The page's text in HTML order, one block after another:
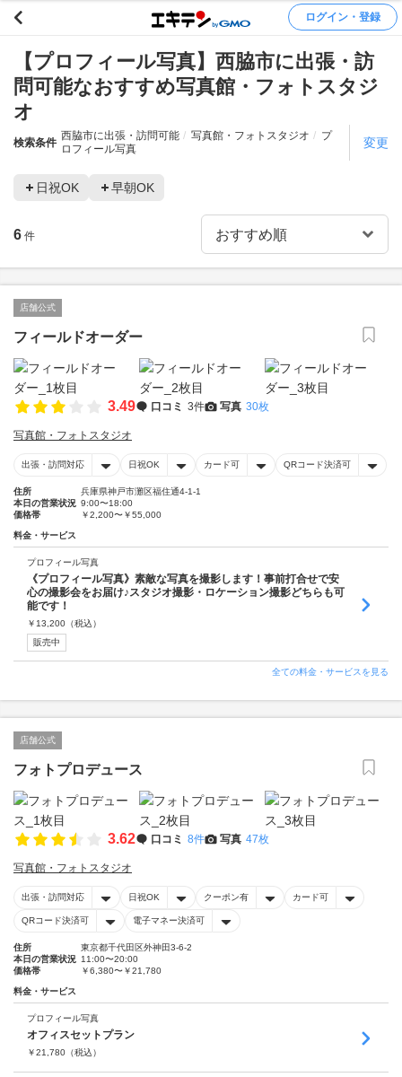
ログイン・登録
【プロフィール写真】西脇市に出張・訪
問可能なおすすめ写真館・フォトスタジ
オ
検索条件
西脇市に出張・訪問可能 写真館・フォトスタジオ
プ
ロフィール写真
変更
日祝OK 早朝OK
6 件
店舗公式
フィールドオーダー
3.49 口コミ 3件 写真 30枚
写真館・フォトスタジオ
出張・訪問対応 日祝OK カード可 QRコード決済可
住所
兵庫県神戸市灘区福住通4-1-1
本日の営業状況 9:00〜18:00
価格帯
￥2,200〜￥55,000
料金・サービス
プロフィール写真
《プロフィール写真》素敵な写真を撮影します！事前打合せで安
心の撮影会をお届け♪スタジオ撮影・ロケーション撮影どちらも可
能です！
￥ 13,200 （税込）
販売中
全ての料金・サービスを見る
店舗公式
フォトプロデュース
3.62 口コミ 8件 写真 47枚
写真館・フォトスタジオ
出張・訪問対応 日祝OK クーポン有 カード可
QRコード決済可 電子マネー決済可
住所
東京都千代田区外神田3-6-2
本日の営業状況 11:00〜20:00
価格帯
￥6,380〜￥21,780
料金・サービス
プロフィール写真
オフィスセットプラン
￥21,780 （税込）